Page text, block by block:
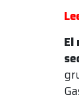
El